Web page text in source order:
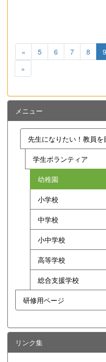
« 5 6 7 8 9
»
メニュー
先生になりたい！教員を
学生ボランティア
幼稚園
小学校
中学校
小中学校
高等学校
総合支援学校
研修用ページ
リンク集